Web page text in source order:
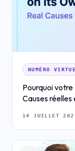
NUMÉRO
Pourquoi
Causes réelles
14 JUILLET